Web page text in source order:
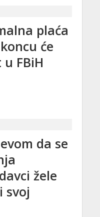
plaća
će
FBiH
da se
žele
svoj